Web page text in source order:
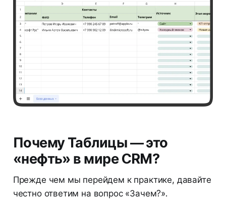
Почему Таблицы — это
«нефть» в мире CRM?
Прежде чем мы перейдем к практике, давайте
честно ответим на вопрос «Зачем?».